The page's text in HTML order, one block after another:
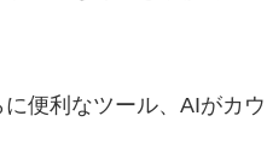
便利なツール、AIがカ